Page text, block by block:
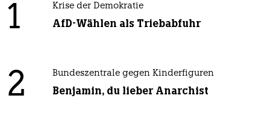
1 Krise der Demokratie
AfD-Wählen als Triebabfuhr
2 Bundeszentrale gegen Kinderfiguren
Benjamin, du lieber Anarchist